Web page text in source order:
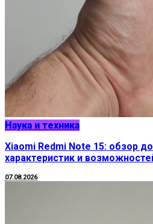
Наука и техника
Xiaomi Redmi Note 15: обзор
характеристик и
07.08.2026